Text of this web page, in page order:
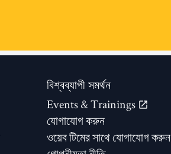
বিশ্বব্যাপী সমর্থন
Events & Trainings
যোগাযোগ করুন
ওয়েব টিমের সাথে যোগাযোগ করুন